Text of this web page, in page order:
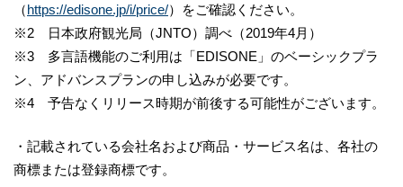
（https://edisone.jp/i/price/）をご確認ください。
※2 日本政府観光局（JNTO）調べ（2019年4月）
※3 多言語機能のご利用は「EDISONE」のベーシックプラ
ン、アドバンスプランの申し込みが必要です。
※4 予告なくリリース時期が前後する可能性がございます。
・記載されている会社名および商品・サービス名は、各社の
商標または登録商標です。